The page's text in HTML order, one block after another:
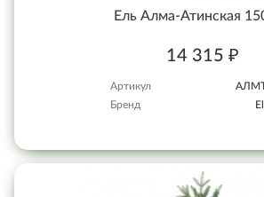
Ель Алма-Атинская
14 315 ₽
Артикул
Бренд